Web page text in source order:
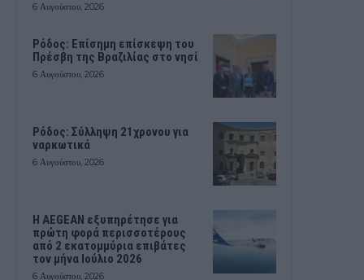
6 Αυγούστου, 2026
Ρόδος: Επίσημη επίσκεψη του
Πρέσβη της Βραζιλίας στο νησί
6 Αυγούστου, 2026
Ρόδος: Σύλληψη 21χρονου για
ναρκωτικά
6 Αυγούστου, 2026
Η AEGEAN εξυπηρέτησε για
πρώτη φορά περισσοτέρους
από 2 εκατομμύρια επιβάτες
τον μήνα Ιούλιο 2026
6 Αυγούστου, 2026